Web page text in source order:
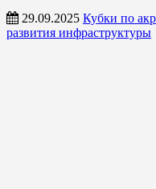
29.09.2025 Кубки по
развития инфраструктуры